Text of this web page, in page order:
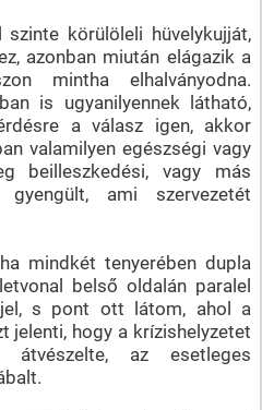
körülöleli hüvelykujját,
azonban miután elágazik a
mintha elhalványodna.
is ugyanilyennek látható,
a válasz igen, akkor
valamilyen egészségi vagy
beilleszkedési, vagy más
ami szervezetét
mindkét tenyerében dupla
belső oldalán paralel
s pont ott látom, ahol a
jelenti, hogy a krízishelyzetet
az esetleges